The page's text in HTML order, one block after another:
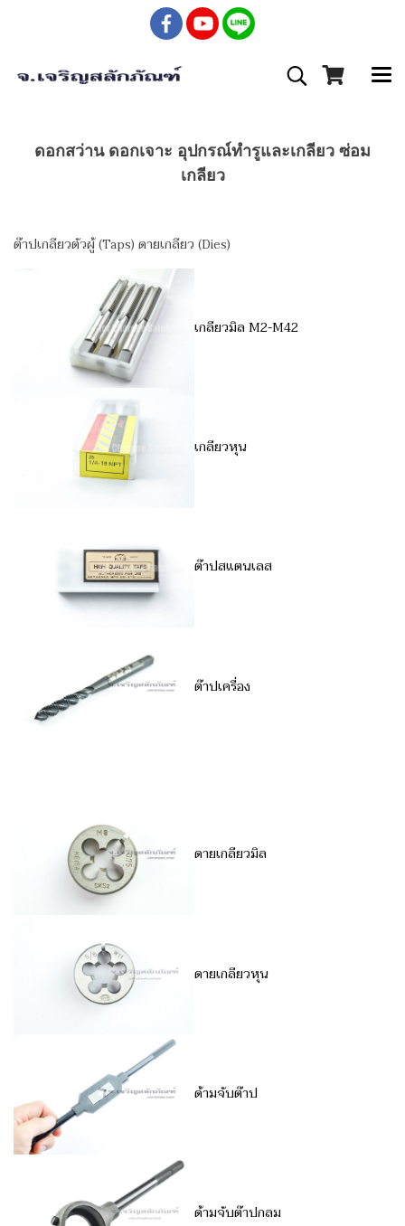
ดอกสว่าน ดอกเจาะ อุปกรณ์ทำรูและเกลียว ซ่อม
เกลียว
ต๊าปเกลียวตัวผู้ (Taps) ดายเกลียว (Dies)
เกลียวมิล M2-M42
เกลียวหุน
ต๊าปสแตนเลส
ต๊าปเครื่อง
ดายเกลียวมิล
ดายเกลียวหุน
ด้ามจับต๊าป
ด้ามจับต๊าปกลม